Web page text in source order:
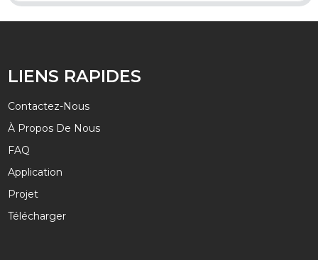
LIENS RAPIDES
Contactez-Nous
À Propos De Nous
FAQ
Application
Projet
Télécharger